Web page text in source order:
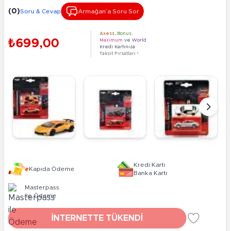
(0)Soru & Cevap Armağan’a Soru Sor
₺699,00
Axess Bonus
Maximum ve World
Kredi Kartınıza
Taksit Fırsatları !
Kapıda Ödeme
Kredi Kartı
Banka Kartı
Masterpass
ile Ödeme
İNTERNETTE TÜKENDİ